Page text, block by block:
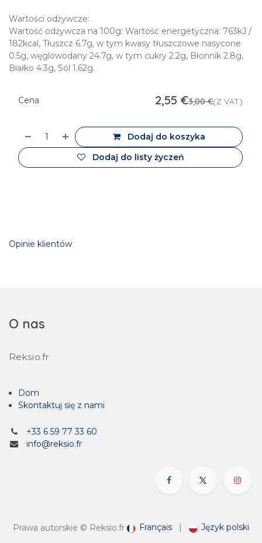
Wartości odżywcze:
Wartość odżywcza na 100g: Wartość energetyczna: 763kJ /
182kcal, Tłuszcz 6.7g, w tym kwasy tłuszczowe nasycone
0.5g, węglowodany 24.7g, w tym cukry 2.2g, Błonnik 2.8g,
Białko 4.3g, Sól 1.62g.
Dodaj do koszyka
Dodaj do listy życzeń
Cena 2,55 €3,00€(Z VAT)
Opinie klientów
O nas
Reksio.fr
Dom
Skontaktuj się z nami
+33 6 59 77 33 60
info@reksio.fr
Prawa autorskie © Reksio.fr Français Język polski